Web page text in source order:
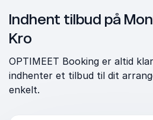
Indhent tilbud på
Kro
OPTIMEET Booking er altid
indhenter et tilbud til dit
enkelt.